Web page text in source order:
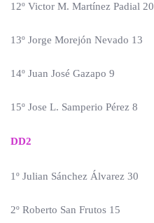
12º Victor M. Martínez Padial 20
13º Jorge Morejón Nevado 13
14º Juan José Gazapo 9
15º Jose L. Samperio Pérez 8
DD2
1º Julian Sánchez Álvarez 30
2º Roberto San Frutos 15